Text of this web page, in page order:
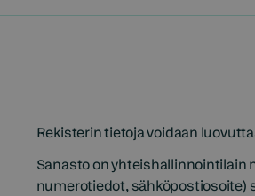
Rekisterin tietoja voidaan
Sanasto on yhteishallinnointilain
numerotiedot, sähköpostiosoite)